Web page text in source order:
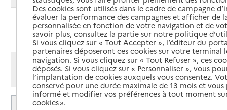
Ajouter cette recherche aux favoris
Afficher les résultats par:
Mode liste
Mode carte
Service autonomie à domicile (aide)
Des cookies sont utilisés dans le cadre de campagne
évaluer la performance des campagnes et afficher de
personnalisée en fonction de votre navigation et de
savoir plus, consultez la partie sur notre politique
Si vous cliquez sur « Tout Accepter », l’éditeur du
partenaires déposeront ces cookies sur votre terminal
navigation. Si vous cliquez sur « Tout Refuser », ces
déposés. Si vous cliquez sur « Personnaliser », vous
l’implantation de cookies auxquels vous consentez.
conservé pour une durée maximale de 13 mois et
informé et modifier vos préférences à tout moment
cookies ».